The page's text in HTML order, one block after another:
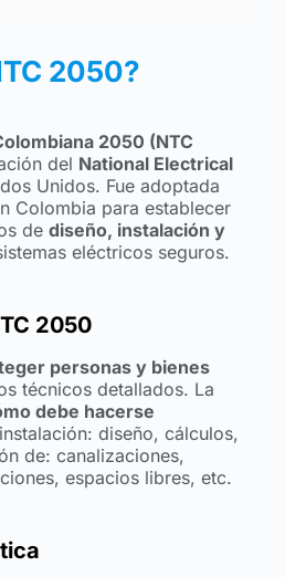
2050?
2050 (NTC
del National Electrical
Unidos. Fue adoptada
Colombia para establecer
de diseño, instalación y
eléctricos seguros.
2050
personas y bienes
técnicos detallados. La
debe hacerse
diseño, cálculos,
de: canalizaciones,
espacios libres, etc.